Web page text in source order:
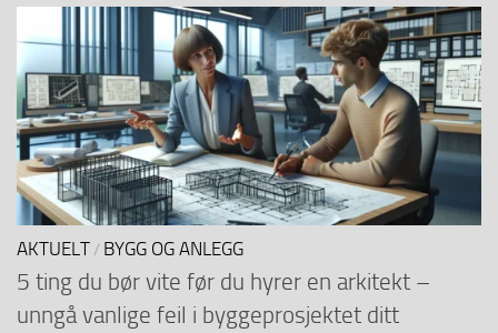
AKTUELT / BYGG OG ANLEGG
5 ting du bør vite før du hyrer en arkitekt –
unngå vanlige feil i byggeprosjektet ditt